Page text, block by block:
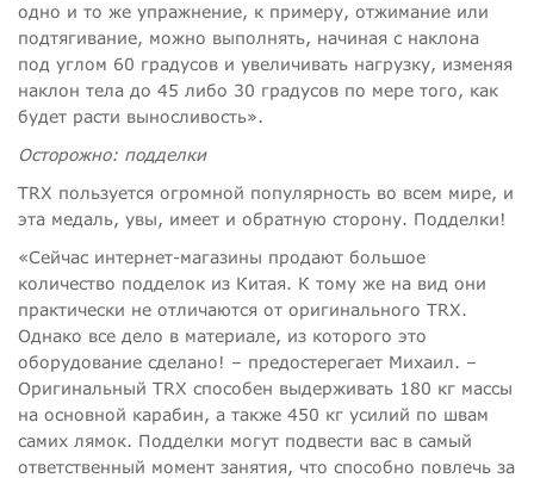
одно и то же упражнение, к примеру, отжимание или
подтягивание, можно выполнять, начиная с наклона
под углом 60 градусов и увеличивать нагрузку, изменяя
наклон тела до 45 либо 30 градусов по мере того, как
будет расти выносливость».
Осторожно: подделки
TRX пользуется огромной популярность во всем мире, и
эта медаль, увы, имеет и обратную сторону. Подделки!
«Сейчас интернет-магазины продают большое
количество подделок из Китая. К тому же на вид они
практически не отличаются от оригинального TRX.
Однако все дело в материале, из которого это
оборудование сделано! – предостерегает Михаил. –
Оригинальный TRX способен выдерживать 180 кг массы
на основной карабин, а также 450 кг усилий по швам
самих лямок. Подделки могут подвести вас в самый
ответственный момент занятия, что способно повлечь за